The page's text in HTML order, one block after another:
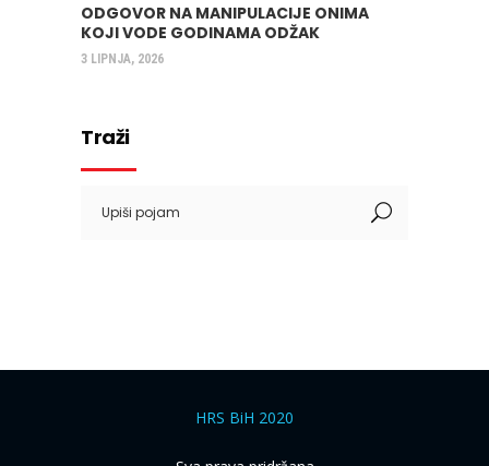
ODGOVOR NA MANIPULACIJE ONIMA
KOJI VODE GODINAMA ODŽAK
3 LIPNJA, 2026
Traži
for:
HRS BiH 2020